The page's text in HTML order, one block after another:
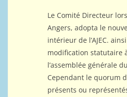
Le Comité Directeur
Angers, adopta le
intérieur de l’AJEC.
modification statutaire
l’assemblée générale
Cependant le quorum
présents ou